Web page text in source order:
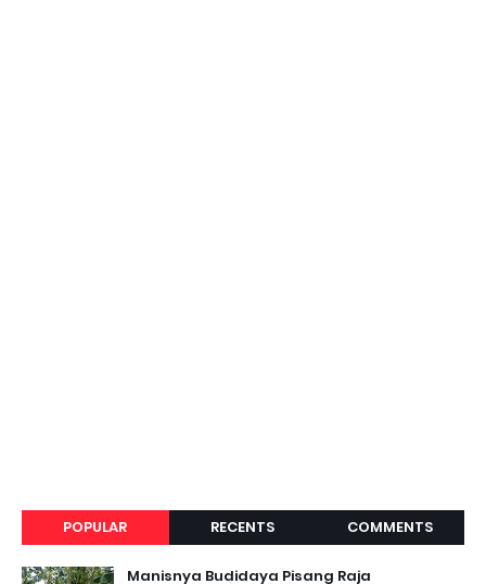
POPULAR RECENTS COMMENTS
Manisnya Budidaya Pisang Raja